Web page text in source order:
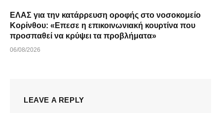
ΕΛΑΣ για την κατάρρευση οροφής στο νοσοκομείο
Κορίνθου: «Επεσε η επικοινωνιακή κουρτίνα που
προσπαθεί να κρύψει τα προβλήματα»
06/08/2026
LEAVE A REPLY